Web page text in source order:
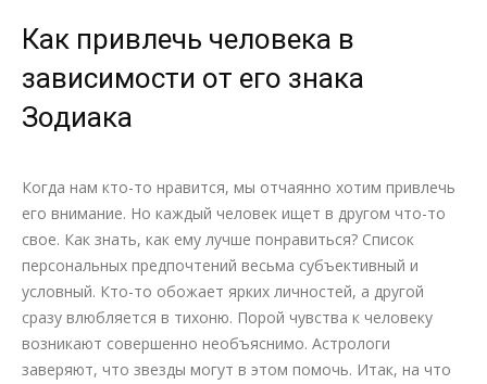
Как привлечь человека в
зависимости от его знака
Зодиака
Когда нам кто-то нравится, мы отчаянно хотим привлечь
его внимание. Но каждый человек ищет в другом что-то
свое. Как знать, как ему лучше понравиться? Список
персональных предпочтений весьма субъективный и
условный. Кто-то обожает ярких личностей, а другой
сразу влюбляется в тихоню. Порой чувства к человеку
возникают совершенно необъяснимо. Астрологи
заверяют, что звезды могут в этом помочь. Итак, на что